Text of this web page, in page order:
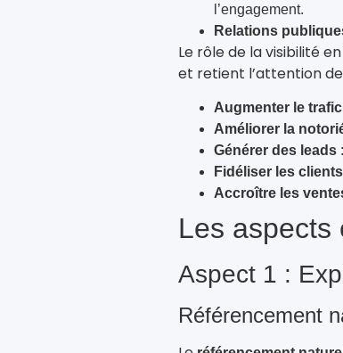
l’engagement.
Relations
Le rôle de la visibilité
et retient l’attention
Augmenter le
Améliorer la
Générer des leads
Fidéliser les clients
Accroître les
Les aspects
Aspect 1 :
Référencement